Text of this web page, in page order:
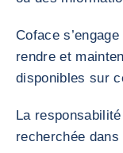
Coface
rendre et
disponibles sur
La
recherchée